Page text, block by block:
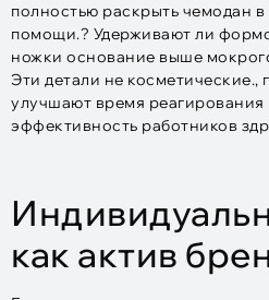
полностью раскрыть чемодан
помощи.? Удерживают ли
ножки основание выше
Эти детали не
улучшают время
эффективность работников
как актив